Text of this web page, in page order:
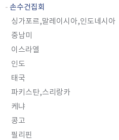
- 손수건집회
싱가포르,말레이시아,인도네시아
중남미
이스라엘
인도
태국
파키스탄,스리랑카
케냐
콩고
필리핀